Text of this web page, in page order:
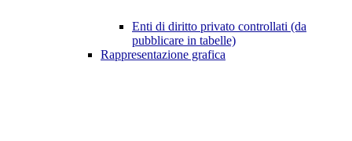
Enti di diritto privato controllati (da
pubblicare in tabelle)
Rappresentazione grafica